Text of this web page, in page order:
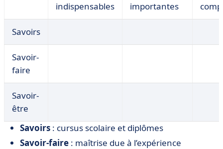
indispensables
importantes
Savoirs
Savoir-
faire
Savoir-
être
Savoirs : cursus scolaire et diplômes
Savoir-faire : maîtrise due à l’expérience